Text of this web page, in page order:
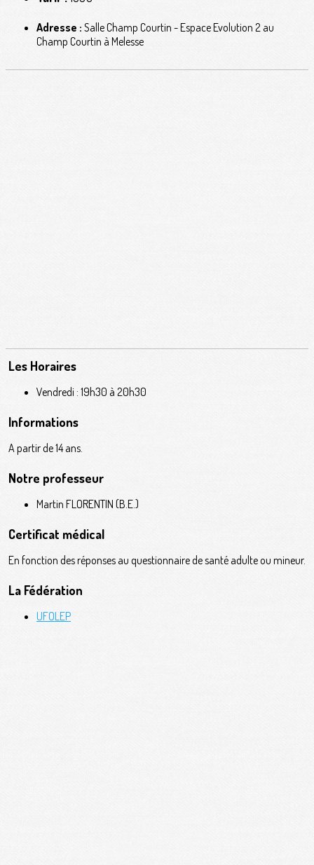
Adresse : Salle Champ Courtin - Espace Evolution 2 au
Champ Courtin à Melesse
Les Horaires
Vendredi : 19h30 à 20h30
Informations
A partir de 14 ans.
Notre professeur
Martin FLORENTIN (B.E.)
Certificat médical
En fonction des réponses au questionnaire de santé adulte ou mineur.
La Fédération
UFOLEP